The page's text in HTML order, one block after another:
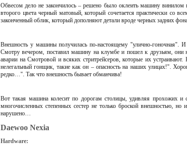
Обвесом дело не закончилось – решено было оклеить машину
второго цвета черный матовый, который сочетается практически со
законченный облик, который дополняют детали вроде черных задних
Внешность у машины получилась по-настоящему "улично-гоночная". И
Смотру вечером, поставил машину на клумбе и пошел к друзьям, они
аварии на Смотровой и всяких стритрейсеров, которые их
нелегальный гонщик, такие как он – опасность на наших улицах!".
редко…". Так что внешность бывает обманчива!
Вот такая машина колесит по дорогам столицы, удивляя прохожих
многочисленных степенных сестер не только броской внешностью,
нарушено…
Daewoo Nexia
Hardware: